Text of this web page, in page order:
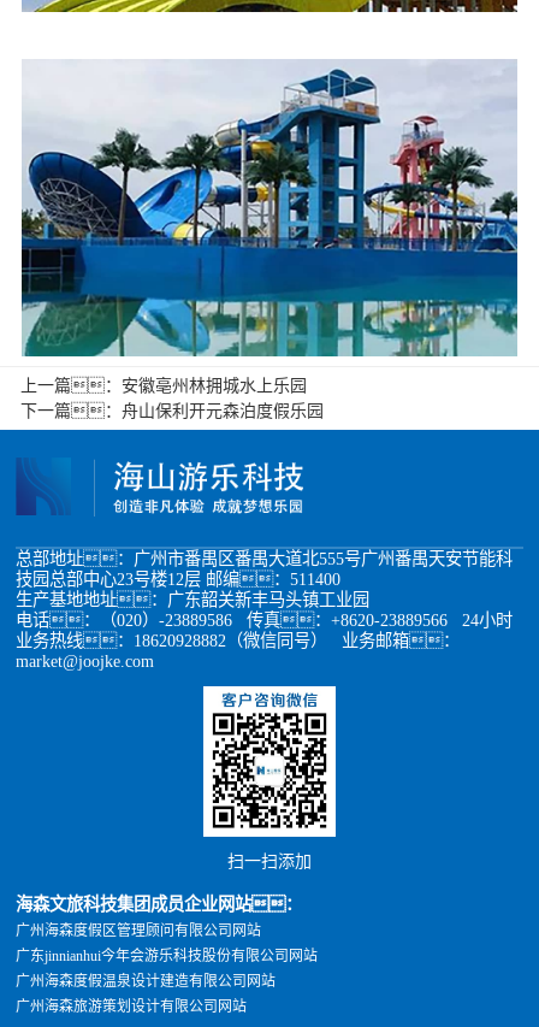
上一篇： 安徽亳州林拥城水上乐园
下一篇： 舟山保利开元森泊度假乐园
总部地址：广州市番禺区番禺大道北555号广州番禺天安节能科
技园总部中心23号楼12层 邮编：511400
生产基地地址：广东韶关新丰马头镇工业园
电话：（020）-23889586 传真：+8620-23889566 24小时
业务热线：18620928882（微信同号） 业务邮箱：
market@joojke.com
扫一扫添加
海森文旅科技集团成员企业网站：
广州海森度假区管理顾问有限公司网站
广东jinnianhui今年会游乐科技股份有限公司网站
广州海森度假温泉设计建造有限公司网站
广州海森旅游策划设计有限公司网站